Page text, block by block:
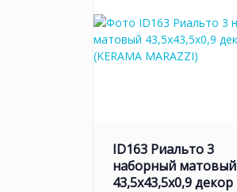
ID163 Риальто 3
наборный матовый
43,5x43,5x0,9 декор